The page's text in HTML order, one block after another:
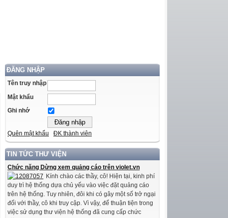
ĐĂNG NHẬP
Tên truy nhập
Mật khẩu
Ghi nhớ
Quên mật khẩu ĐK thành viên
TIN TỨC THƯ VIỆN
Chức năng Dừng xem quảng cáo trên violet.vn
Kính chào các thầy, cô! Hiện tại, kinh phí
duy trì hệ thống dựa chủ yếu vào việc đặt quảng cáo
trên hệ thống. Tuy nhiên, đôi khi có gây một số trở ngại
đối với thầy, cô khi truy cập. Vì vậy, để thuận tiện trong
việc sử dụng thư viện hệ thống đã cung cấp chức